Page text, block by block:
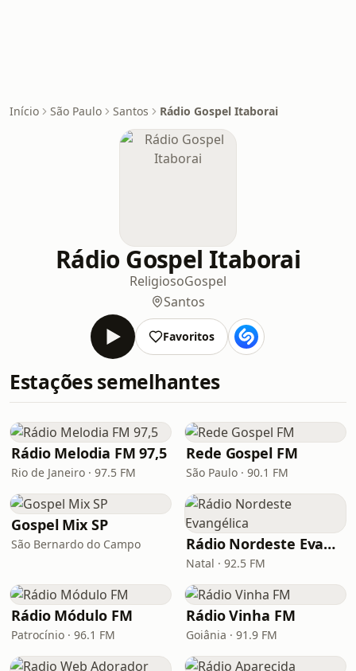
Início São Paulo Santos Rádio Gospel Itaborai
Rádio Gospel Itaborai
ReligiosoGospel
Santos
Favoritos
Estações semelhantes
Rádio Melodia FM 97,5
Rio de Janeiro · 97.5 FM
Rede Gospel FM
São Paulo · 90.1 FM
Gospel Mix SP
São Bernardo do Campo Rádio Nordeste Evangélica
Natal · 92.5 FM
Rádio Módulo FM
Patrocínio · 96.1 FM
Rádio Vinha FM
Goiânia · 91.9 FM